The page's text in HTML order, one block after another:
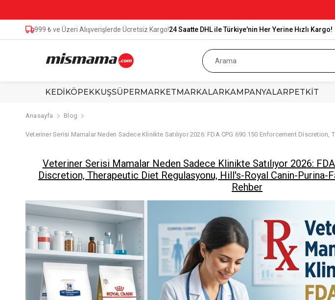
999 ₺ ve Üzeri Alışverişlerde Ücretsiz Kargo!24 Saatte DHL ile Türkiye'nin Her Yerine Hızlı Kargo!
KEDİKÖPEKKUŞSÜPERMARKETMARKALARKAMPANYALARPETKİT
Anasayfa Blog
Veteriner Serisi Mamalar Neden Sadece Klinikte Satılıyor 2026: FDA CPG 690.150 Enforcement
Veteriner Serisi Mamalar Neden Sadece Klinikte Satılıyor 2026:
Discretion, Therapeutic Diet Regulasyonu, Hill's-Royal Canin-
Rehber